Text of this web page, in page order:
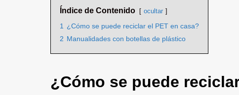
Índice de Contenido ocultar
1
¿Cómo se puede reciclar el PET en casa?
2 Manualidades con botellas de plástico
¿Cómo se puede